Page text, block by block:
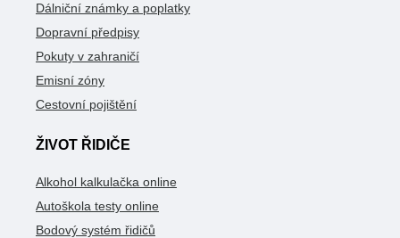
Dálniční známky a poplatky
Dopravní předpisy
Pokuty v zahraničí
Emisní zóny
Cestovní pojištění
ŽIVOT ŘIDIČE
Alkohol kalkulačka online
Autoškola testy online
Bodový systém řidičů